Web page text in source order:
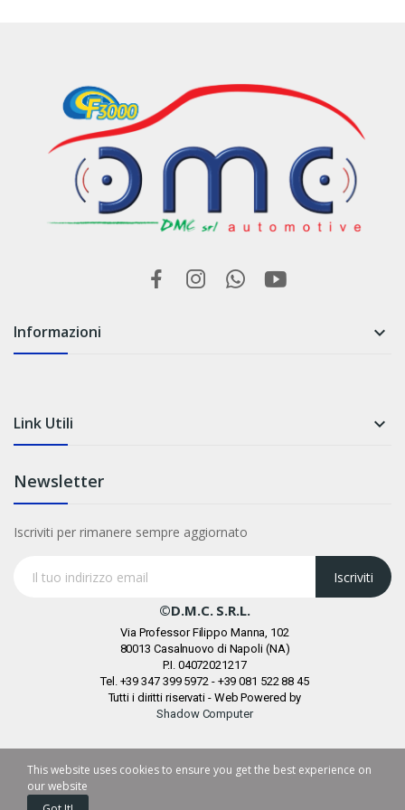
Informazioni 
Link Utili 
Newsletter
Iscriviti per rimanere sempre aggiornato
Iscriviti
©D.M.C. S.r.l.
Via Professor Filippo Manna, 102
80013 Casalnuovo di Napoli (NA)
P.I. 04072021217
Tel. +39 347 399 5972 - +39 081 522 88 45
Tutti i diritti riservati - Web Powered by
Shadow Computer
This website uses cookies to ensure you get the best experience on
our website